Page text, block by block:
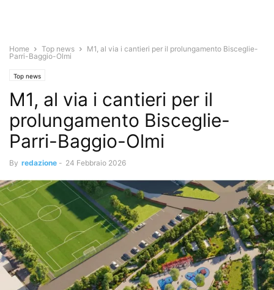
Home Top news
M1, al via i cantieri per il prolungamento Bisceglie-
Parri-Baggio-Olmi
Top news
M1, al via i cantieri per il
prolungamento Bisceglie-
Parri-Baggio-Olmi
By redazione - 24 Febbraio 2026